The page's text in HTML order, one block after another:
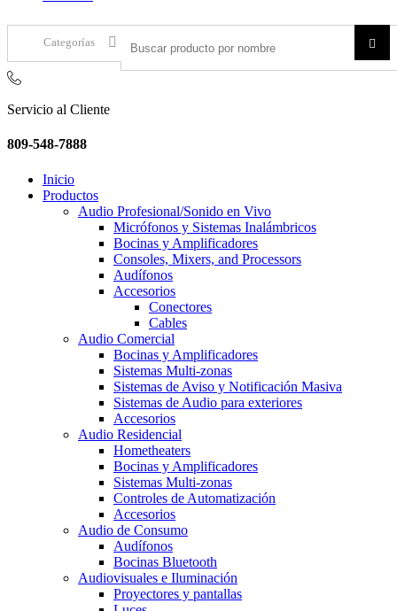
Categorías
Servicio al Cliente
809-548-7888
Inicio
Productos
Audio Profesional/Sonido en Vivo
Micrófonos y Sistemas Inalámbricos
Bocinas y Amplificadores
Consoles, Mixers, and Processors
Audífonos
Accesorios
Conectores
Cables
Audio Comercial
Bocinas y Amplificadores
Sistemas Multi-zonas
Sistemas de Aviso y Notificación Masiva
Sistemas de Audio para exteriores
Accesorios
Audio Residencial
Hometheaters
Bocinas y Amplificadores
Sistemas Multi-zonas
Controles de Automatización
Accesorios
Audio de Consumo
Audífonos
Bocinas Bluetooth
Audiovisuales e Iluminación
Proyectores y pantallas